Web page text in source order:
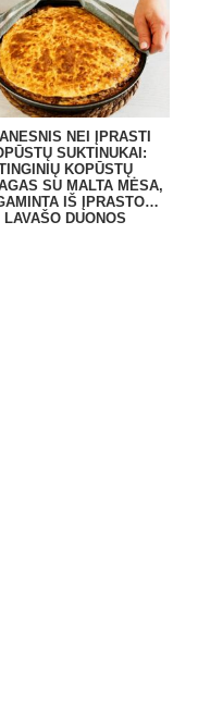
NEI ĮPRASTI
SUKTINUKAI:
KOPŪSTŲ
SU MALTA MĖSA,
IŠ ĮPRASTOS
LAVAŠO DUONOS